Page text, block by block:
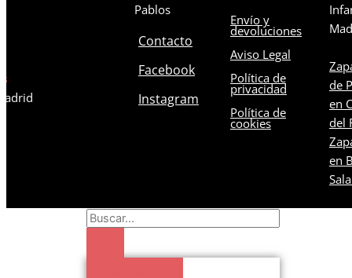
Pablos
Contacto
Facebook
Instagram
Envío y
devoluciones
Aviso Legal
Política de
privacidad
Política de
cookies
de
en
del
en
Search